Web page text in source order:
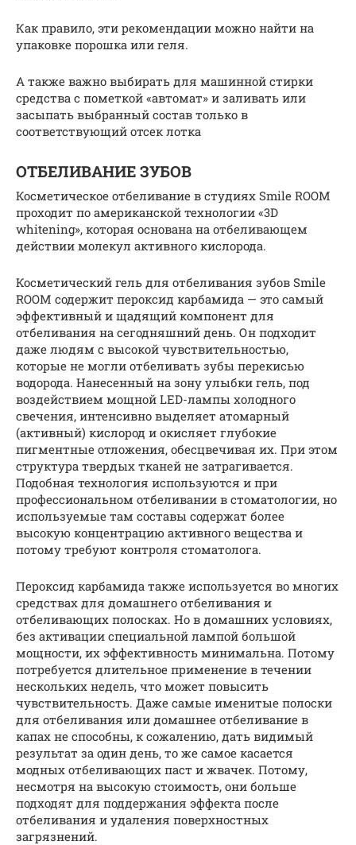
Как правило, эти рекомендации можно найти на
упаковке порошка или геля.
А также важно выбирать для машинной стирки
средства с пометкой «автомат» и заливать или
засыпать выбранный состав только в
соответствующий отсек лотка
ОТБЕЛИВАНИЕ ЗУБОВ
Косметическое отбеливание в студиях Smile ROOM
проходит по американской технологии «3D
whitening», которая основана на отбеливающем
действии молекул активного кислорода.
Косметический гель для отбеливания зубов Smile
ROOM содержит пероксид карбамида — это самый
эффективный и щадящий компонент для
отбеливания на сегодняшний день. Он подходит
даже людям с высокой чувствительностью,
которые не могли отбеливать зубы перекисью
водорода. Нанесенный на зону улыбки гель, под
воздействием мощной LED-лампы холодного
свечения, интенсивно выделяет атомарный
(активный) кислород и окисляет глубокие
пигментные отложения, обесцвечивая их. При этом
структура твердых тканей не затрагивается.
Подобная технология используются и при
профессиональном отбеливании в стоматологии, но
используемые там составы содержат более
высокую концентрацию активного вещества и
потому требуют контроля стоматолога.
Пероксид карбамида также используется во многих
средствах для домашнего отбеливания и
отбеливающих полосках. Но в домашних условиях,
без активации специальной лампой большой
мощности, их эффективность минимальна. Потому
потребуется длительное применение в течении
нескольких недель, что может повысить
чувствительность. Даже самые именитые полоски
для отбеливания или домашнее отбеливание в
капах не способны, к сожалению, дать видимый
результат за один день, то же самое касается
модных отбеливающих паст и жвачек. Потому,
несмотря на высокую стоимость, они больше
подходят для поддержания эффекта после
отбеливания и удаления поверхностных
загрязнений.